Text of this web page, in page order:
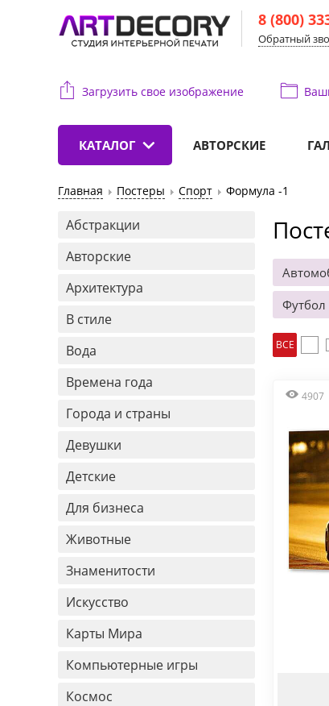
8 (800)
Обратный
Загрузить свое изображение
КАТАЛОГ АВТОРСКИЕ
Главная Постеры Спорт Формула -1
Абстракции
Авторские
Архитектура
В стиле
Вода
Времена года
Города и страны
Девушки
Детские
Для бизнеса
Животные
Знаменитости
Искусство
Карты Мира
Компьютерные игры
Космос
Футбол
ВСЕ
4907